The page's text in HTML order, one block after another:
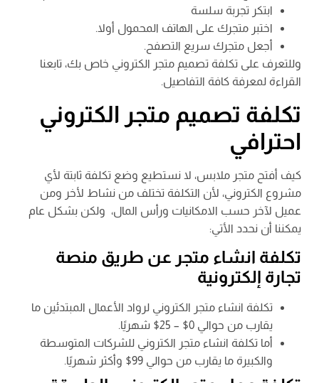
ابتكر تجربة سلسة
اختبر متجرك على الهاتف المحمول أولا.
أجعل متجرك سريع التصفح.
وللتعرف على تكلفة تصميم متجر الكتروني خاص بك، تابعنا
القراءة لمعرفة كافة التفاصيل.
تكلفة تصميم متجر الكتروني
احترافي
كيف أفتح متجر ملابس، لا نستطيع وضع تكلفة ثابتة لأي
مشروع الكتروني، لأن التكلفة تختلف من نشاط لأخر ومن
عميل لآخر حسب الامكانيات ورأس المال، ولكن بشكل عام
يمكننا أن نحدد الأتي:
تكلفة انشاء متجر عن طريق منصة
تجارة إلكترونية
تكلفة انشاء متجر الكتروني لرواد الأعمال المبتدئين ما
يقارب من حوالي 0$ – 25$ شهريًا.
أما تكلفة انشاء متجر الكتروني للشركات المتوسطة
والكبيرة ما يقارب من حوالي 99$ وأكثر شهريًا.